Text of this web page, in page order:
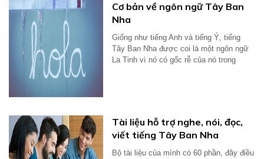
Cơ bản về ngôn ngữ Tây Ban
Nha
Giống như tiếng Anh và tiếng Ý, tiếng
Tây Ban Nha được coi là một ngôn ngữ
La Tinh vì nó có gốc rễ của nó trong
Tài liệu hỗ trợ nghe, nói, đọc,
viết tiếng Tây Ban Nha
Bộ tài liệu của mình có 60 phần, đây điều